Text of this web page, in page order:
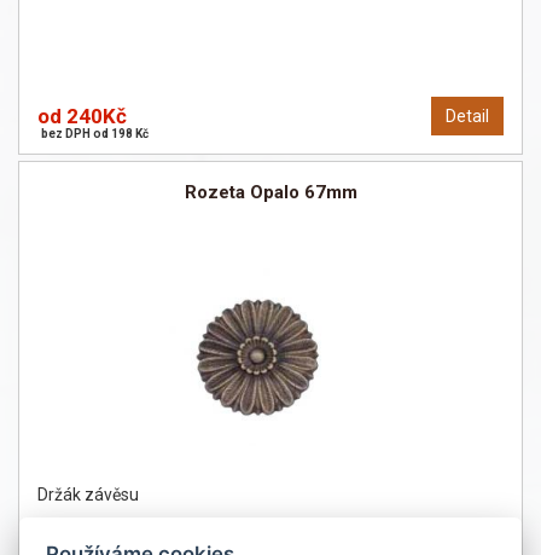
Detail
od 240Kč
bez DPH od 198 Kč
Rozeta Opalo 67mm
Držák závěsu